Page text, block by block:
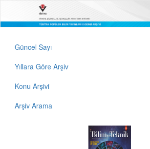
Güncel Sayı
Yıllara Göre Arşiv
Konu Arşivi
Arşiv Arama